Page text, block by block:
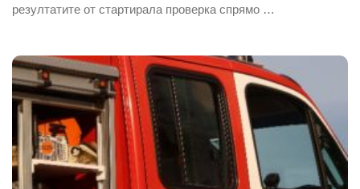
резултатите от стартирала проверка спрямо …